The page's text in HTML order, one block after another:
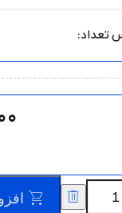
تعداد: